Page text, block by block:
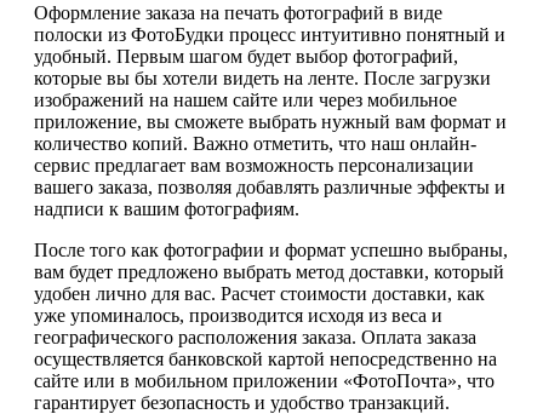
Оформление заказа на печать фотографий в виде
полоски из ФотоБудки процесс интуитивно понятный и
удобный. Первым шагом будет выбор фотографий,
которые вы бы хотели видеть на ленте. После загрузки
изображений на нашем сайте или через мобильное
приложение, вы сможете выбрать нужный вам формат и
количество копий. Важно отметить, что наш онлайн-
сервис предлагает вам возможность персонализации
вашего заказа, позволяя добавлять различные эффекты и
надписи к вашим фотографиям.
После того как фотографии и формат успешно выбраны,
вам будет предложено выбрать метод доставки, который
удобен лично для вас. Расчет стоимости доставки, как
уже упоминалось, производится исходя из веса и
географического расположения заказа. Оплата заказа
осуществляется банковской картой непосредственно на
сайте или в мобильном приложении «ФотоПочта», что
гарантирует безопасность и удобство транзакций.